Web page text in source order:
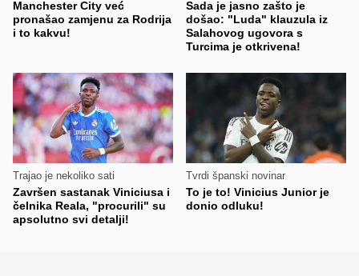
Manchester City već
pronašao zamjenu za Rodrija
i to kakvu!
Sada je jasno zašto je
došao: "Luda" klauzula iz
Salahovog ugovora s
Turcima je otkrivena!
Trajao je nekoliko sati
Završen sastanak Viniciusa i
čelnika Reala, "procurili" su
apsolutno svi detalji!
Tvrdi španski novinar
To je to! Vinicius Junior je
donio odluku!